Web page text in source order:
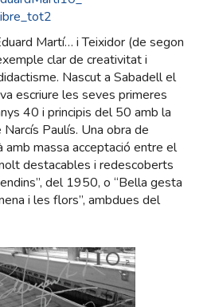
Martí… i Teixidor (de segon
clar de creativitat i
Nascut a Sabadell el
escriure les seves primeres
40 i principis del 50 amb la
Paulís. Una obra de
massa acceptació entre el
destacables i redescoberts
del 1950, o “Bella gesta
i les flors”, ambdues del